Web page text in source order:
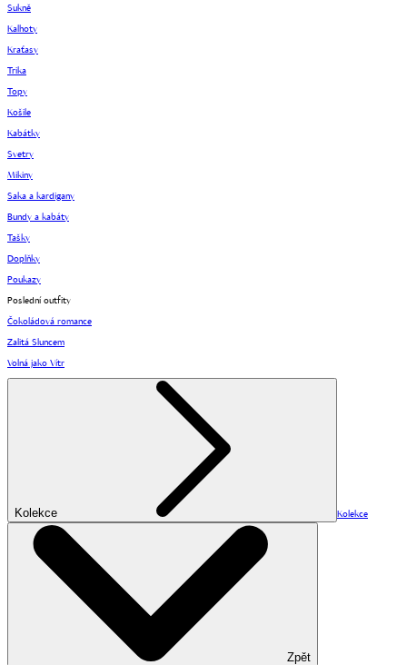
Sukně
Kalhoty
Kraťasy
Trika
Topy
Košile
Kabátky
Svetry
Mikiny
Saka a kardigany
Bundy a kabáty
Tašky
Doplňky
Poukazy
Poslední outfity
Čokoládová romance
Zalitá Sluncem
Volná jako Vítr
Kolekce Kolekce
Zpět